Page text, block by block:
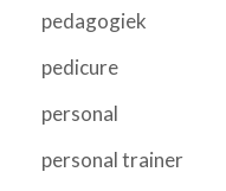
pedagogiek
pedicure
personal
personal trainer